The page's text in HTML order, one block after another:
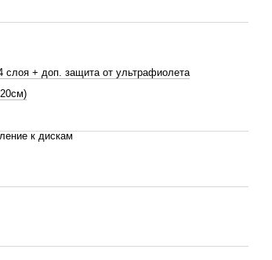
слоя + доп. защита от ультрафиолета
к дискам